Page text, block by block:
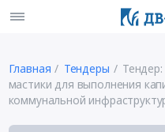
Главная Тендеры
мастики для выполнения
коммунальной